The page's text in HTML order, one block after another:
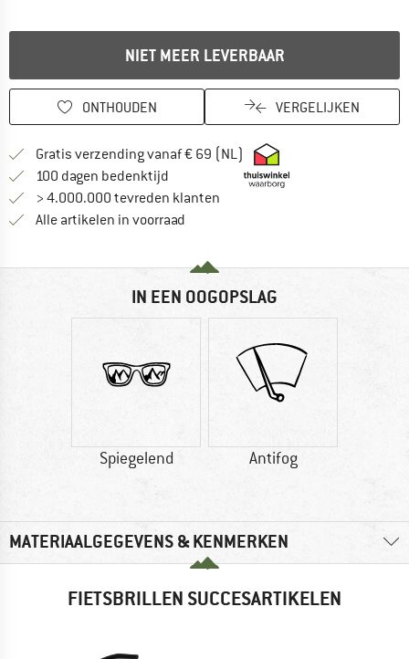
NIET MEER LEVERBAAR
ONTHOUDEN VERGELIJKEN
Gratis verzending vanaf € 69 (NL) Vind hier de
100 dagen bedenktijd Vind de betalingsinformatie hier!
> 4.000.000 tevreden klanten
Alle artikelen in voorraad
IN EEN OOGOPSLAG
Spiegelend Antifog
MATERIAALGEGEVENS & KENMERKEN
FIETSBRILLEN SUCCESARTIKELEN